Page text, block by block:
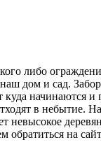
либо
дом и сад.
начинаются
в небытие.
невысокое
на